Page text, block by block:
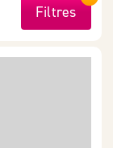
Filtres